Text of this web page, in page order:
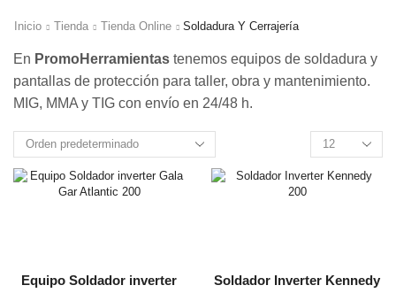
Inicio Tienda Tienda Online Soldadura Y Cerrajería
En PromoHerramientas tenemos equipos de soldadura y
pantallas de protección para taller, obra y mantenimiento.
MIG, MMA y TIG con envío en 24/48 h.
Productos
pagina
Equipo Soldador inverter
Soldador Inverter Kennedy